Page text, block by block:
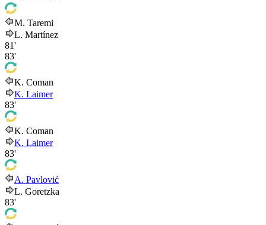
M. Taremi
L. Martínez
81'
83'
K. Coman
K. Laimer
83'
K. Coman
K. Laimer
83'
A. Pavlović
L. Goretzka
83'